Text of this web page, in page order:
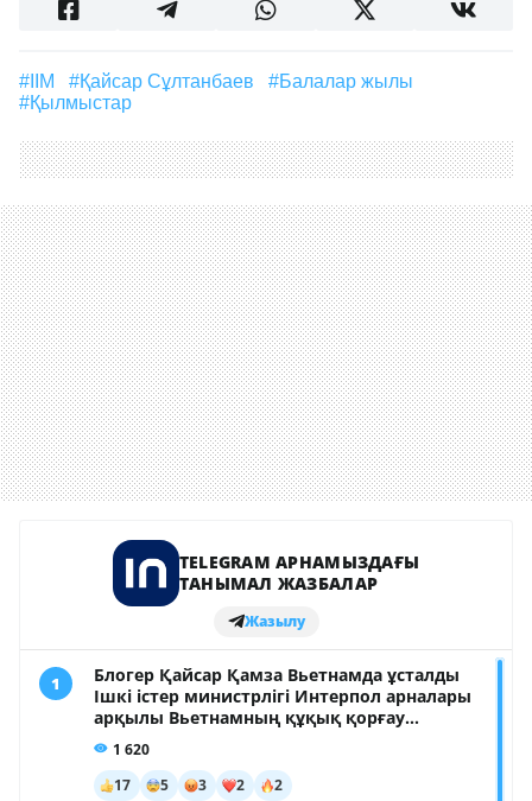
#ІІМ #Қайсар Сұлтанбаев
#Балалар жылы
#қылмыстар